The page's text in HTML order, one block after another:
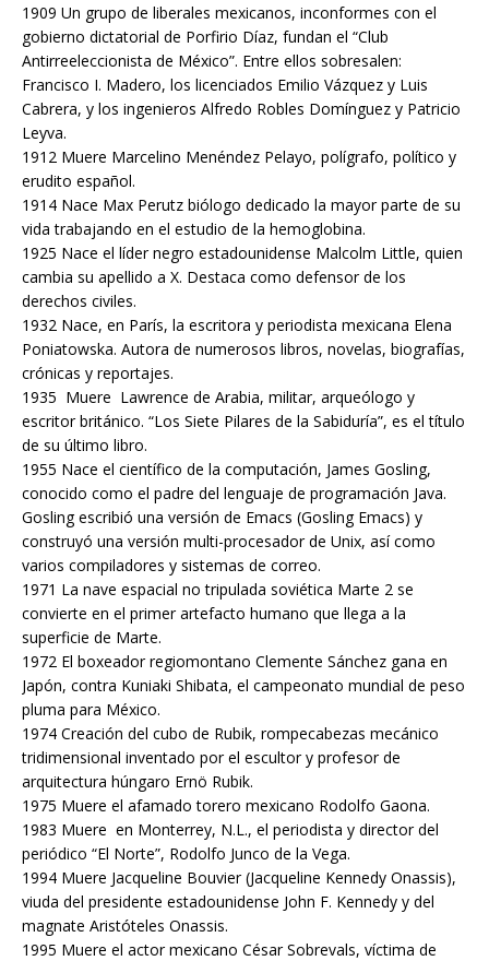
1909 Un grupo de liberales mexicanos, inconformes con el
gobierno dictatorial de Porfirio Díaz, fundan el “Club
Antirreeleccionista de México”. Entre ellos sobresalen:
Francisco I. Madero, los licenciados Emilio Vázquez y Luis
Cabrera, y los ingenieros Alfredo Robles Domínguez y Patricio
Leyva.
1912 Muere Marcelino Menéndez Pelayo, polígrafo, político y
erudito español.
1914 Nace Max Perutz biólogo dedicado la mayor parte de su
vida trabajando en el estudio de la hemoglobina.
1925 Nace el líder negro estadounidense Malcolm Little, quien
cambia su apellido a X. Destaca como defensor de los
derechos civiles.
1932 Nace, en París, la escritora y periodista mexicana Elena
Poniatowska. Autora de numerosos libros, novelas, biografías,
crónicas y reportajes.
1935 Muere Lawrence de Arabia, militar, arqueólogo y
escritor británico. “Los Siete Pilares de la Sabiduría”, es el título
de su último libro.
1955 Nace el científico de la computación, James Gosling,
conocido como el padre del lenguaje de programación Java.
Gosling escribió una versión de Emacs (Gosling Emacs) y
construyó una versión multi-procesador de Unix, así como
varios compiladores y sistemas de correo.
1971 La nave espacial no tripulada soviética Marte 2 se
convierte en el primer artefacto humano que llega a la
superficie de Marte.
1972 El boxeador regiomontano Clemente Sánchez gana en
Japón, contra Kuniaki Shibata, el campeonato mundial de peso
pluma para México.
1974 Creación del cubo de Rubik, rompecabezas mecánico
tridimensional inventado por el escultor y profesor de
arquitectura húngaro Ernö Rubik.
1975 Muere el afamado torero mexicano Rodolfo Gaona.
1983 Muere en Monterrey, N.L., el periodista y director del
periódico “El Norte”, Rodolfo Junco de la Vega.
1994 Muere Jacqueline Bouvier (Jacqueline Kennedy Onassis),
viuda del presidente estadounidense John F. Kennedy y del
magnate Aristóteles Onassis.
1995 Muere el actor mexicano César Sobrevals, víctima de